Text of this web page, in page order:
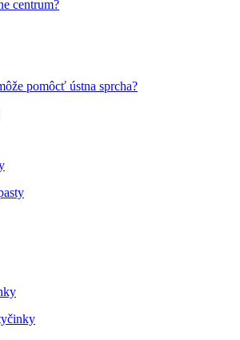
centrum?
pomôcť ústna sprcha?